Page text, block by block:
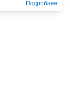
Подробнее